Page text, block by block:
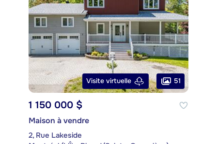
Visite virtuelle 51
1 150 000 $
Maison à vendre
2, Rue Lakeside